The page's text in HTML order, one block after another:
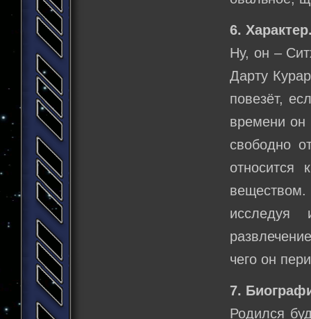
6.
Ну, он –
Дарту
повезёт,
времени он
свободно
относится
чего он
7.
Родился